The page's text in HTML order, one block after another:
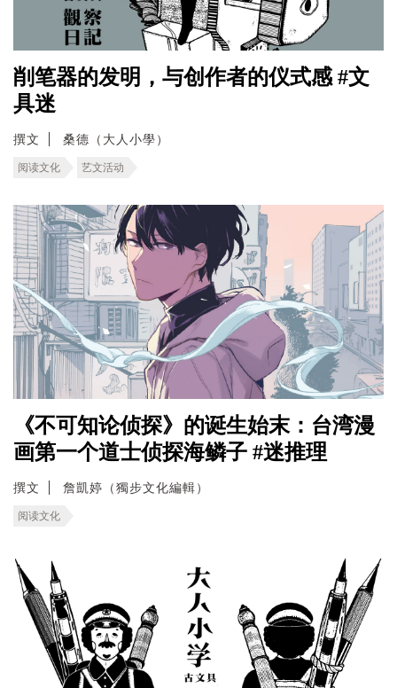
削笔器的发明，与创作者的仪式感 #文
具迷
撰文 桑德（大人小學）
阅读文化 艺文活动
《不可知论侦探》的诞生始末：台湾漫
画第一个道士侦探海鳞子 #迷推理
撰文 詹凱婷（獨步文化編輯）
阅读文化